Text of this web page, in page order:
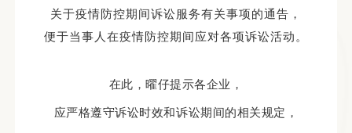
关于疫情防控期间诉讼服务有关事项的通告，
便于当事人在疫情防控期间应对各项诉讼活动。
在此， 曜仔提示各企业，
应严格遵守诉讼时效和诉讼期间的相关规定，